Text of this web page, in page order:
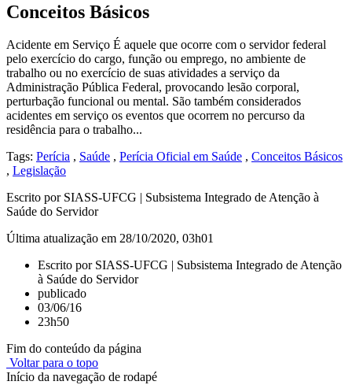
Conceitos Básicos
Acidente em Serviço É aquele que ocorre com o servidor federal
pelo exercício do cargo, função ou emprego, no ambiente de
trabalho ou no exercício de suas atividades a serviço da
Administração Pública Federal, provocando lesão corporal,
perturbação funcional ou mental. São também considerados
acidentes em serviço os eventos que ocorrem no percurso da
residência para o trabalho...
Tags: Perícia , Saúde , Perícia Oficial em Saúde , Conceitos Básicos
, Legislação
Escrito por SIASS-UFCG | Subsistema Integrado de Atenção à
Saúde do Servidor
Última atualização em 28/10/2020, 03h01
Escrito por SIASS-UFCG | Subsistema Integrado de Atenção
à Saúde do Servidor
publicado
03/06/16
23h50
Fim do conteúdo da página
Voltar para o topo
Início da navegação de rodapé